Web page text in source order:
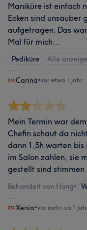
Maniküre ist einfach
Ecken sind unsauber
aufgetragen. Das
Mal für mich…
Pediküre Alle
Carina•vor etwa 1 Jahr
Mein Termin war
Chefin schaut da
dann 1,5h warten bis
im Salon zahlen, sie
gestellt sind stimmen
Behandelt von Hong•
Xenia•vor mehr als 1